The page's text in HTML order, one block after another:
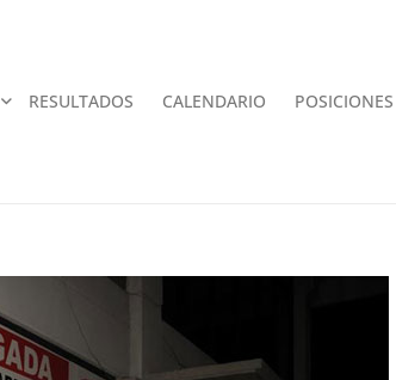
RESULTADOS CALENDARIO POSICIONES